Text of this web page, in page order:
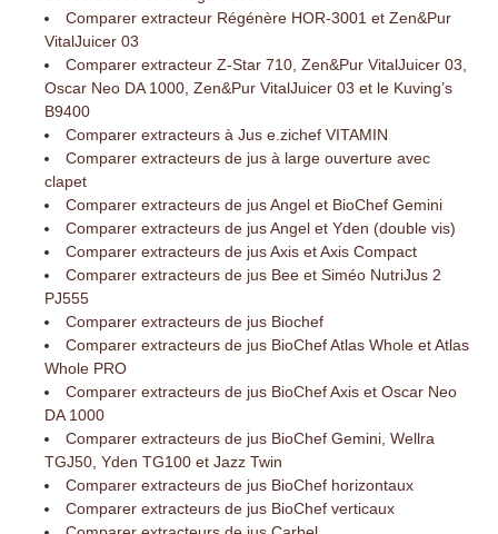
Comparer extracteur Régénère HOR-3001 et Zen&Pur
VitalJuicer 03
Comparer extracteur Z-Star 710, Zen&Pur VitalJuicer 03,
Oscar Neo DA 1000, Zen&Pur VitalJuicer 03 et le Kuving’s
B9400
Comparer extracteurs à Jus e.zichef VITAMIN
Comparer extracteurs de jus à large ouverture avec
clapet
Comparer extracteurs de jus Angel et BioChef Gemini
Comparer extracteurs de jus Angel et Yden (double vis)
Comparer extracteurs de jus Axis et Axis Compact
Comparer extracteurs de jus Bee et Siméo NutriJus 2
PJ555
Comparer extracteurs de jus Biochef
Comparer extracteurs de jus BioChef Atlas Whole et Atlas
Whole PRO
Comparer extracteurs de jus BioChef Axis et Oscar Neo
DA 1000
Comparer extracteurs de jus BioChef Gemini, Wellra
TGJ50, Yden TG100 et Jazz Twin
Comparer extracteurs de jus BioChef horizontaux
Comparer extracteurs de jus BioChef verticaux